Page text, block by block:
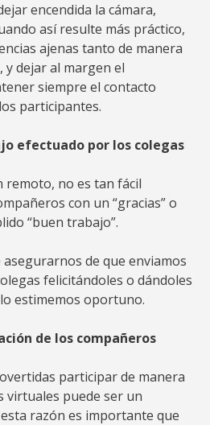
encendida la cámara,
así resulte más práctico,
ajenas tanto de manera
dejar al margen el
siempre el contacto
participantes.
efectuado por los colegas
remoto, no es tan fácil
con un “gracias” o
“buen trabajo”.
de que enviamos
felicitándoles o dándoles
estimemos oportuno.
de los compañeros
participar de manera
virtuales puede ser un
razón es importante que